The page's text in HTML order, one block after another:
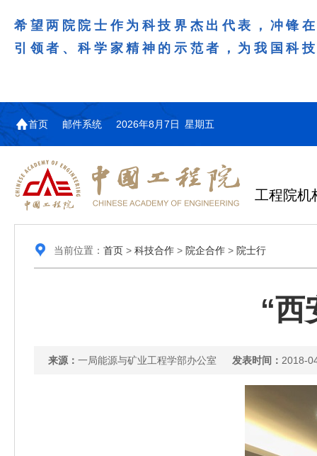
希望两院院士作为科技界杰出代表，冲锋
引领者、科学家精神的示范者，为我国科
首页 邮件系统 2026年8月7日 星期五
工程院机
当前位置： 首页> 科技合作> 院企合作> 院士行
“西
来源： 一局能源与矿业工程学部办公室 发表时间： 2018-